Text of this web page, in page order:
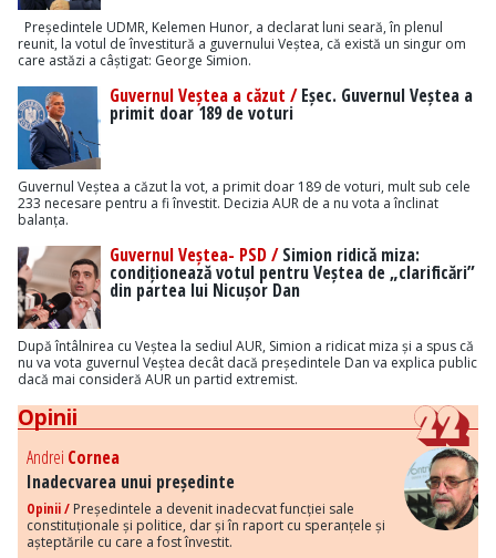
Președintele UDMR, Kelemen Hunor, a declarat luni seară, în plenul
reunit, la votul de învestitură a guvernului Veștea, că există un singur om
care astăzi a câștigat: George Simion.
Guvernul Veștea a căzut /Eșec. Guvernul Veștea a
primit doar 189 de voturi
Guvernul Veștea a căzut la vot, a primit doar 189 de voturi, mult sub cele
233 necesare pentru a fi învestit. Decizia AUR de a nu vota a înclinat
balanța.
Guvernul Veștea- PSD /Simion ridică miza:
condiționează votul pentru Veștea de „clarificări”
din partea lui Nicușor Dan
După întâlnirea cu Veștea la sediul AUR, Simion a ridicat miza și a spus că
nu va vota guvernul Veștea decât dacă președintele Dan va explica public
dacă mai consideră AUR un partid extremist.
Opinii
Andrei Cornea
Inadecvarea unui președinte
Opinii / Președintele a devenit inadecvat funcției sale
constituționale și politice, dar și în raport cu speranțele și
așteptările cu care a fost învestit.